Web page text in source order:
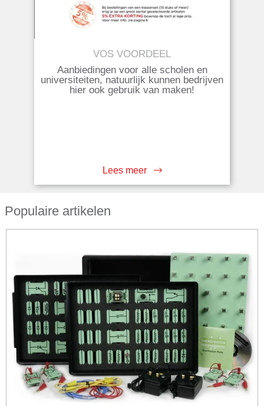
VOS VOORDEEL
Aanbiedingen voor alle scholen en
universiteiten, natuurlijk kunnen bedrijven
hier ook gebruik van maken!
Lees meer
Populaire artikelen